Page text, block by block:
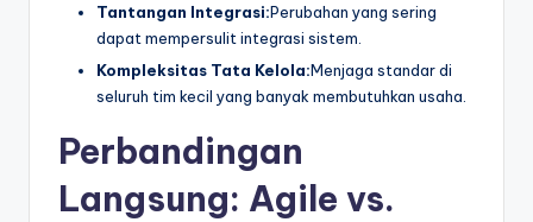
Tantangan Integrasi:Perubahan yang sering
dapat mempersulit integrasi sistem.
Kompleksitas Tata Kelola:Menjaga standar di
seluruh tim kecil yang banyak membutuhkan usaha.
Perbandingan
Langsung: Agile vs.